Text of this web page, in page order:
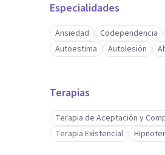
Especialidades
Ansiedad Codependencia
Autoestima
Autolesión
Terapias
Terapia de Aceptación y
Terapia Existencial